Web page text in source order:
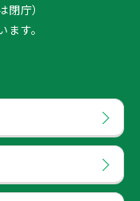
庁）
す。